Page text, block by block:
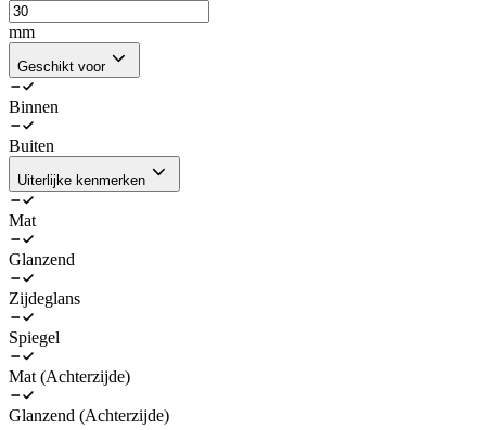
mm
Geschikt voor
Binnen
Buiten
Uiterlijke kenmerken
Mat
Glanzend
Zijdeglans
Spiegel
Mat (Achterzijde)
Glanzend (Achterzijde)